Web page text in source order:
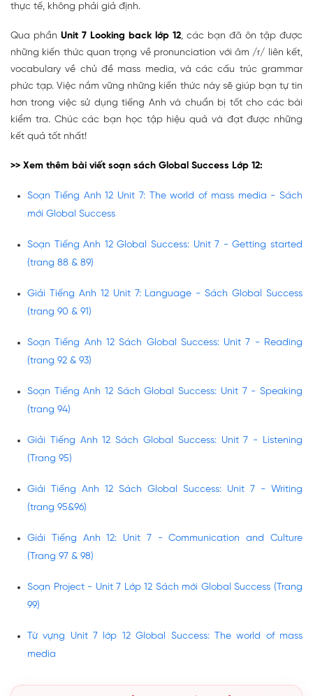
thực tế, không phải giả định.
Qua phần Unit 7 Looking back lớp 12, các bạn đã ôn tập được
những kiến thức quan trọng về pronunciation với âm /r/ liên kết,
vocabulary về chủ đề mass media, và các cấu trúc grammar
phức tạp. Việc nắm vững những kiến thức này sẽ giúp bạn tự tin
hơn trong việc sử dụng tiếng Anh và chuẩn bị tốt cho các bài
kiểm tra. Chúc các bạn học tập hiệu quả và đạt được những
kết quả tốt nhất!
>> Xem thêm bài viết soạn sách Global Success Lớp 12:
Soạn Tiếng Anh 12 Unit 7: The world of mass media - Sách
mới Global Success
Soạn Tiếng Anh 12 Global Success: Unit 7 - Getting started
(trang 88 & 89)
Giải Tiếng Anh 12 Unit 7: Language - Sách Global Success
(trang 90 & 91)
Soạn Tiếng Anh 12 Sách Global Success: Unit 7 - Reading
(trang 92 & 93)
Soạn Tiếng Anh 12 Sách Global Success: Unit 7 - Speaking
(trang 94)
Giải Tiếng Anh 12 Sách Global Success: Unit 7 - Listening
(Trang 95)
Giải Tiếng Anh 12 Sách Global Success: Unit 7 - Writing
(trang 95&96)
Giải Tiếng Anh 12: Unit 7 - Communication and Culture
(Trang 97 & 98)
Soạn Project - Unit 7 Lớp 12 Sách mới Global Success (Trang
99)
Từ vựng Unit 7 lớp 12 Global Success: The world of mass
media